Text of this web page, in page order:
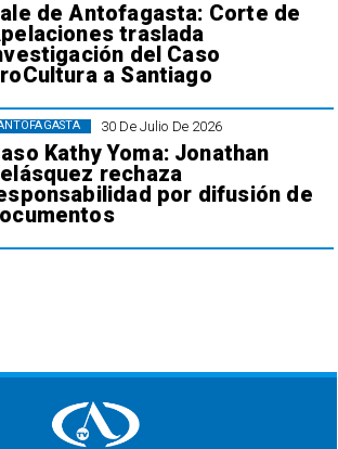
de Antofagasta: Corte de
traslada
del Caso
a Santiago
30 De Julio De 2026
Kathy Yoma: Jonathan
rechaza
por difusión de